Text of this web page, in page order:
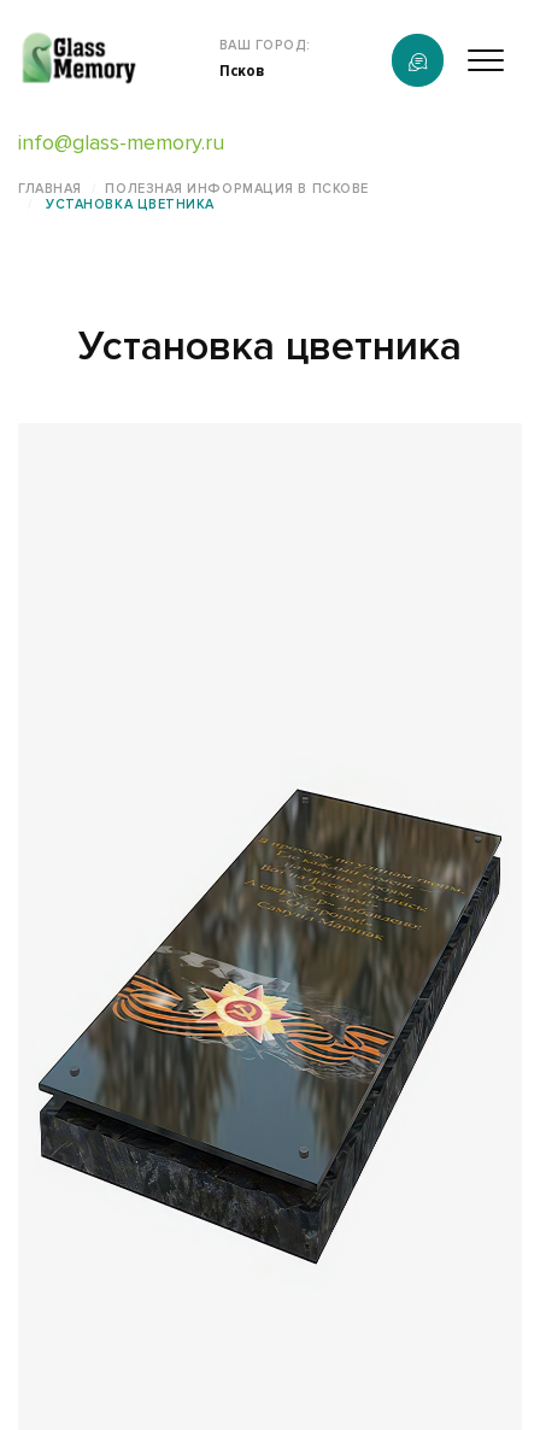
info@glass-memory.ru
ВАШ ГОРОД:
Псков
Продукция
Конструктор памятников
ГЛАВНАЯ
ПОЛЕЗНАЯ ИНФОРМАЦИЯ В ПСКОВЕ
УСТАНОВКА ЦВЕТНИКА
Установка цветника